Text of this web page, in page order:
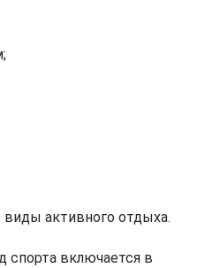
виды активного отдыха.
включается в